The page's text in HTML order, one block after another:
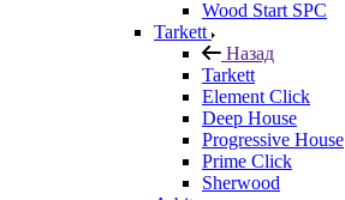
Wood Start SPC
Tarkett
Назад
Tarkett
Element Click
Deep House
Progressive House
Prime Click
Sherwood